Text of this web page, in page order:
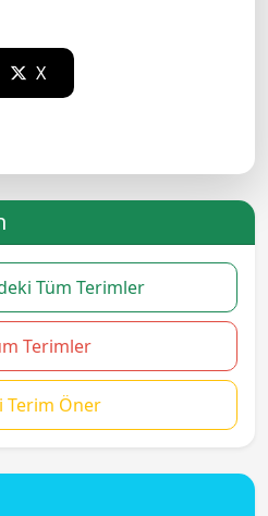
X
Tüm Terimler
Terimler
Terim Öner